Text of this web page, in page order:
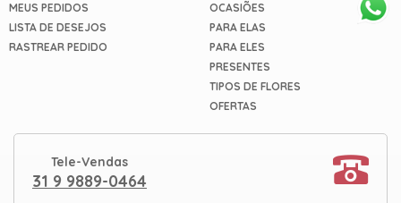
MEUS PEDIDOS
LISTA DE DESEJOS
RASTREAR PEDIDO
OCASIÕES
PARA ELAS
PARA ELES
PRESENTES
TIPOS DE FLORES
OFERTAS
Tele-Vendas
31 9 9889-0464